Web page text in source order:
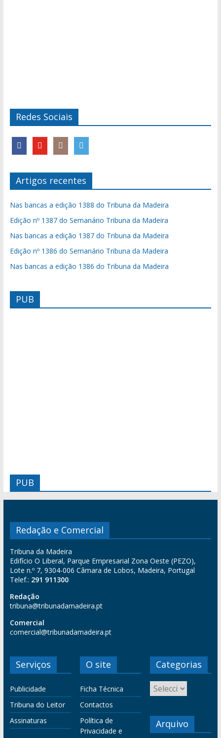
Redes Sociais
Artigos recentes
Nas bancas a edição 1388 do Tribuna da Madeira
Edição nº 1387 do Semanário Tribuna da Madeira
Nas bancas a edição 1387 do Tribuna da Madeira
Edição nº 1386 do Semanário Tribuna da Madeira
Nas bancas a edição 1386 do Tribuna da Madeira
PUB
PUB
Redação e Comercial
Tribuna da Madeira
Edifício O Liberal, Parque Empresarial Zona Oeste (PEZO),
Lote n.º 7, 9304-006 Câmara de Lobos, Madeira, Portugal
Telef.: 291 911300
Redação
tribuna@tribunadamadeira.pt
Comercial
comercial@tribunadamadeira.pt
Serviços
Publicidade
Tribuna do Leitor
Assinaturas
O site
Ficha Técnica
Contactos
Política de
Privacidade e
Categorias
Arquivo